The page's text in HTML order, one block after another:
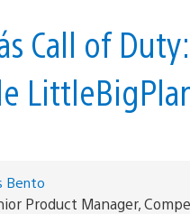
Call of
Bento
Product Manager,